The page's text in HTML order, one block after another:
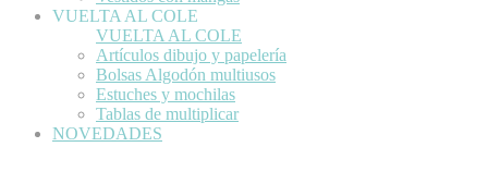
VUELTA AL COLE
VUELTA AL COLE
Artículos dibujo y papelería
Bolsas Algodón multiusos
Estuches y mochilas
Tablas de multiplicar
NOVEDADES